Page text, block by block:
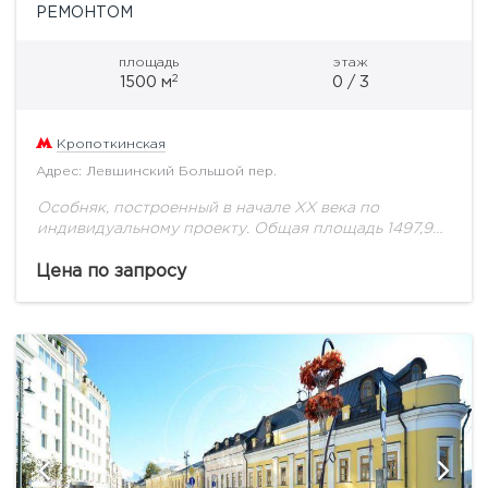
РЕМОНТОМ
площадь
1500 м2
этаж
0 / 3
Кропоткинская
Адрес: Левшинский Большой пер.
Особняк, построенный в начале ХХ века по
индивидуальному проекту. Общая площадь 1497,9
также великолепная эксплуатируемая терраса
Цена по запросу